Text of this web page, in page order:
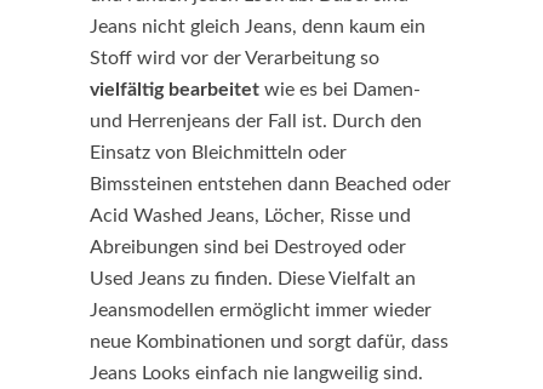
Jeans nicht gleich Jeans, denn kaum ein
Stoff wird vor der Verarbeitung so
vielfältig bearbeitet wie es bei Damen-
und Herrenjeans der Fall ist. Durch den
Einsatz von Bleichmitteln oder
Bimssteinen entstehen dann Beached oder
Acid Washed Jeans, Löcher, Risse und
Abreibungen sind bei Destroyed oder
Used Jeans zu finden. Diese Vielfalt an
Jeansmodellen ermöglicht immer wieder
neue Kombinationen und sorgt dafür, dass
Jeans Looks einfach nie langweilig sind.